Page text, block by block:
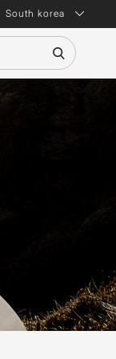
South korea